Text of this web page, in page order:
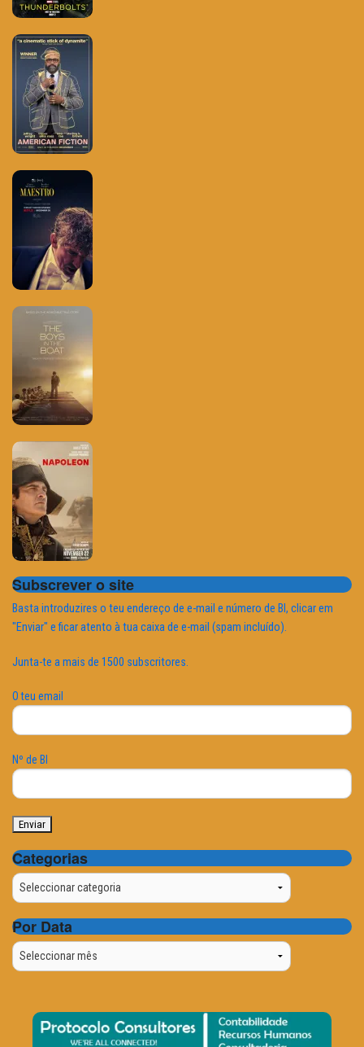
Subscrever o site
Basta introduzires o teu endereço de e-mail e número de BI, clicar em
"Enviar" e ficar atento à tua caixa de e-mail (spam incluído).
Junta-te a mais de 1500 subscritores.
O teu email
Nº de BI
Categorias
Categorias
Por Data
Por
Data